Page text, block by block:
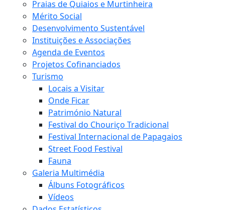
Praias de Quiaios e Murtinheira
Mérito Social
Desenvolvimento Sustentável
Instituições e Associações
Agenda de Eventos
Projetos Cofinanciados
Turismo
Locais a Visitar
Onde Ficar
Património Natural
Festival do Chouriço Tradicional
Festival Internacional de Papagaios
Street Food Festival
Fauna
Galeria Multimédia
Álbuns Fotográficos
Vídeos